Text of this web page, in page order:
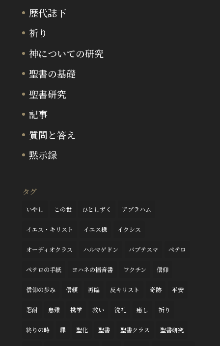
歴代誌下
祈り
神についての研究
聖書の基礎
聖書研究
記事
質問と答え
黙示録
タグ
いやし この世 ひとしずく アブラハム
イエス・キリスト イエス様 イクシス
オーディオクラス ハルマゲドン バプテスマ ペテロ
ペテロの手紙 ヨハネの福音書 ワクチン 信仰
信仰の歩み 信頼 再臨 反キリスト 奇跡 平安
忍耐 患難 携挙 救い 洗礼 癒し 祈り
終りの時 罪 聖化 聖書 聖書クラス 聖書研究